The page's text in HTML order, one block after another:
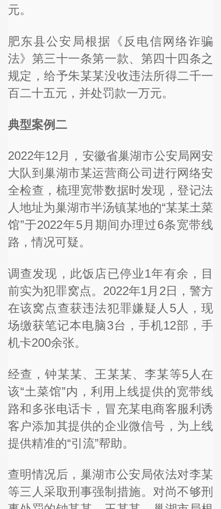
元。
肥东县公安局根据《反电信网络诈骗
法》第三十一条第一款、第四十四条之
规定，给予朱某某没收违法所得二千一
百二十五元，并处罚款一万元。
典型案例二
2022年12月，安徽省巢湖市公安局网安
大队到巢湖市某运营商公司进行网络安
全检查，梳理宽带数据时发现，登记法
人地址为巢湖市半汤镇某地的“某某土菜
馆”于2022年5月期间办理过6条宽带线
路，情况可疑。
调查发现，此饭店已停业1年有余，目
前实为犯罪窝点。2022年1月2日，警方
在该窝点查获违法犯罪嫌疑人5人，现
场缴获笔记本电脑3台，手机12部，手
机卡200余张。
经查，钟某某、王某某、李某等5人在
该“土菜馆”内，利用上线提供的宽带线
路和多张电话卡，冒充某电商客服利诱
客户添加其提供的企业微信号，为上线
提供精准的“引流”帮助。
查明情况后，巢湖市公安局依法对李某
等三人采取刑事强制措施。对尚不够刑